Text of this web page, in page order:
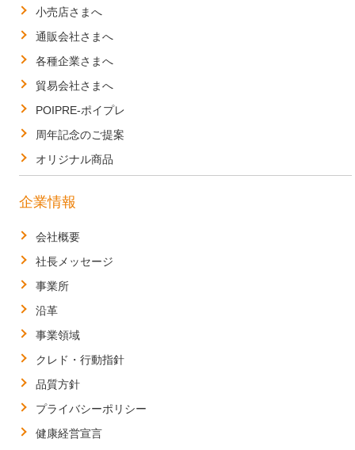
小売店さまへ
通販会社さまへ
各種企業さまへ
貿易会社さまへ
POIPRE-ポイプレ
周年記念のご提案
オリジナル商品
企業情報
会社概要
社長メッセージ
事業所
沿革
事業領域
クレド・行動指針
品質方針
プライバシーポリシー
健康経営宣言